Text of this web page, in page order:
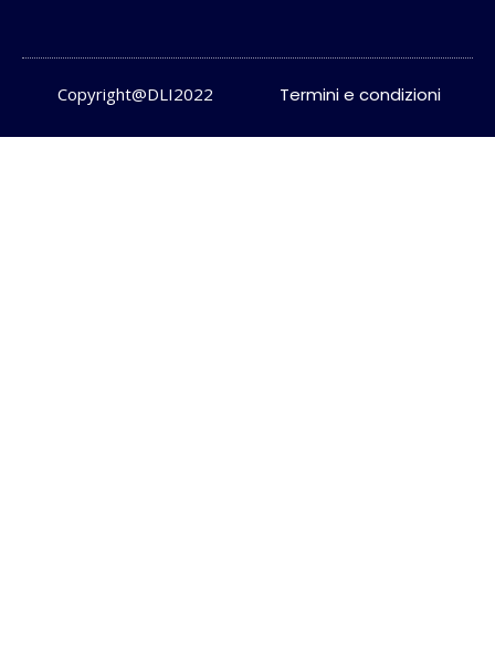
Copyright@DLI2022 Termini e condizioni